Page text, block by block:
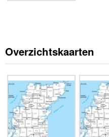
Overzichtskaarten